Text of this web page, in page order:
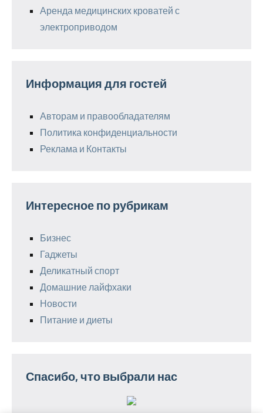
Аренда медицинских кроватей с
электроприводом
Информация для гостей
Авторам и правообладателям
Политика конфиденциальности
Реклама и Контакты
Интересное по рубрикам
Бизнес
Гаджеты
Деликатный спорт
Домашние лайфхаки
Новости
Питание и диеты
Спасибо, что выбрали нас